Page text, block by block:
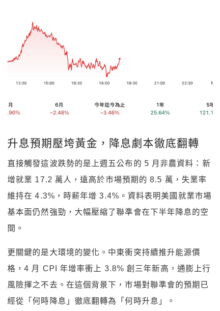
升息預期壓垮黃金，降息劇本徹底翻轉
直接觸發這波跌勢的是上週五公布的 5 月非農資料：新
維持在 4.3%，時薪年增 3.4%。資料表明美國就業市場
間。